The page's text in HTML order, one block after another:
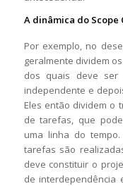
A dinâmica do Scope
Por exemplo, no
geralmente dividem
dos quais deve ser
independente e
Eles então dividem o
de tarefas, que
uma linha do
tarefas são
deve constituir o
de interdependência